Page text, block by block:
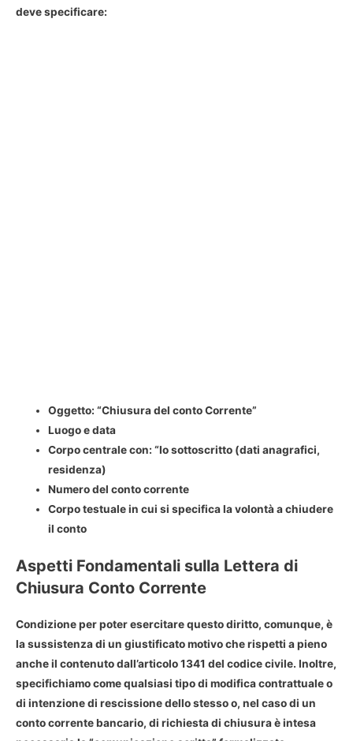
deve specificare:
Oggetto: “Chiusura del conto Corrente”
Luogo e data
Corpo centrale con: “Io sottoscritto (dati anagrafici,
residenza)
Numero del conto corrente
Corpo testuale in cui si specifica la volontà a chiudere
il conto
Aspetti Fondamentali sulla Lettera di
Chiusura Conto Corrente
Condizione per poter esercitare questo diritto, comunque, è
lasussistenza di un giustificato motivoche rispetti a pieno
anche il contenuto dall’articolo 1341 del codice civile. Inoltre,
specifichiamo come qualsiasi tipo di modifica contrattuale o
di intenzione di rescissione dello stesso o, nel caso di un
conto corrente bancario, di richiesta di chiusura è intesa